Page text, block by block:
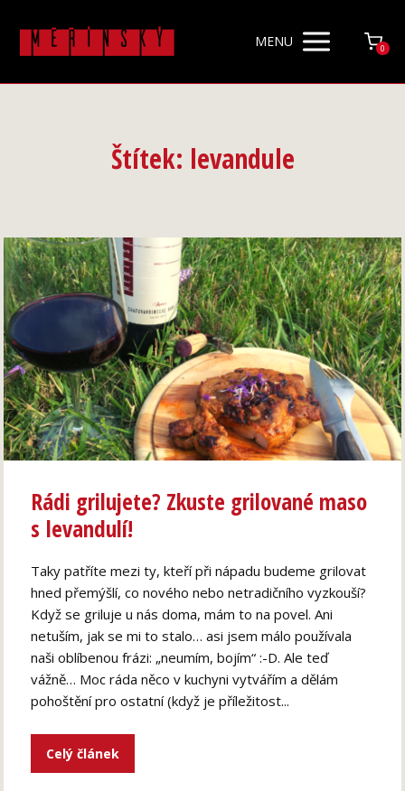
MENU 0
Štítek: levandule
Rádi grilujete? Zkuste grilované maso
s levandulí!
Taky patříte mezi ty, kteří při nápadu budeme grilovat
hned přemýšlí, co nového nebo netradičního vyzkouší?
Když se griluje u nás doma, mám to na povel. Ani
netuším, jak se mi to stalo… asi jsem málo používala
naši oblíbenou frázi: „neumím, bojím“ :-D. Ale teď
vážně… Moc ráda něco v kuchyni vytvářím a dělám
pohoštění pro ostatní (když je příležitost...
Celý článek